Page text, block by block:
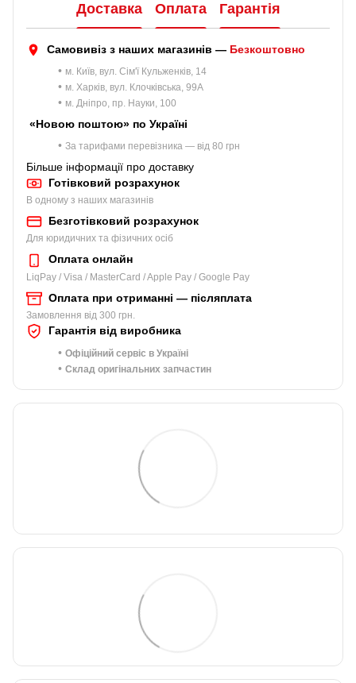
Доставка Оплата Гарантія
Самовивіз з наших магазинів — Безкоштовно
• м. Київ, вул. Сім'ї Кульженків, 14
• м. Харків, вул. Клочківська, 99A
• м. Дніпро, пр. Науки, 100
«Новою поштою» по Україні
• За тарифами перевізника — від 80 грн
Більше інформації про доставку
Готівковий розрахунок
В одному з наших магазинів
Безготівковий розрахунок
Для юридичних та фізичних осіб
Оплата онлайн
LiqPay / Visa / MasterCard / Apple Pay / Google Pay
Оплата при отриманні — післяплата
Замовлення від 300 грн.
Гарантія від виробника
• Офіційний сервіс в Україні
• Склад оригінальних запчастин